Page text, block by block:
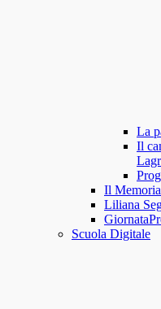
La
Il
Il
Liliana
Scuola Digitale